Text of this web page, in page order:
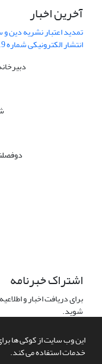
این وب سایت از کوکی ها
خدمات استفاده می کند.
آخرین اخبار
تمدید اعتبار نشریه دین و
انتشار الکترونیکی شماره 19
اشتراک خبرنامه
برای دریافت اخبار و
شوید.